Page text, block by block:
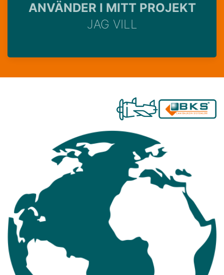
ANVÄNDER I MITT PROJEKT
JAG VILL